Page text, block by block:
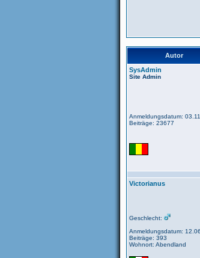
Autor
SysAdmin
Site Admin
Anmeldungsdatum:
Beiträge: 23677
Victorianus
Geschlecht:
Anmeldungsdatum:
Beiträge: 393
Wohnort: Abendland